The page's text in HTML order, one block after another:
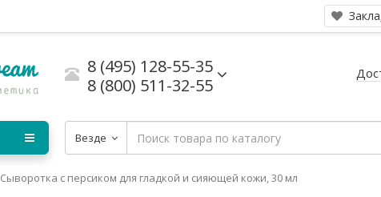
8 (495) 128-55-35
8 (800) 511-32-55
Везде
Сыворотка с персиком для гладкой и сияющей кожи, 30 мл